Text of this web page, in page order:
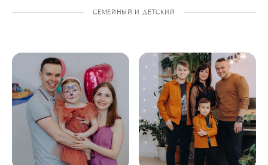
СЕМЕЙНЫЙ И ДЕТСКИЙ